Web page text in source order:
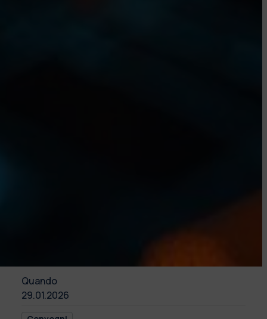
Quando
29.01.2026